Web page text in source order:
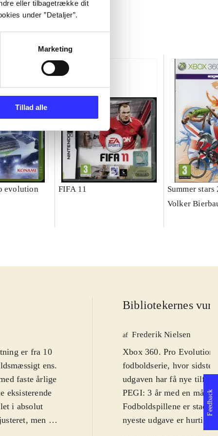
eller tilbagetrække dit
under ”Detaljer”.
Marketing
Tillad alle
evolution FIFA 11
Summer stars
Volker
er fra 10
ens.
faste årlige
eksisterende
i absolut
men det
Bibliotekernes
af Frederik Nielsen
Xbox 360. Pro Evolution
fodboldserie, hvor sidste
udgaven har få nye
PEGI: 3 år med en
Fodboldspillene er
nyeste udgave er
Feedback